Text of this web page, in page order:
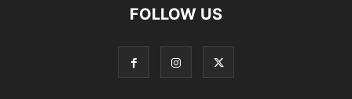
FOLLOW US